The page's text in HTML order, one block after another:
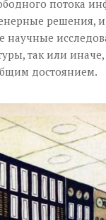
потока
решения, и
научные
так или
достоянием.